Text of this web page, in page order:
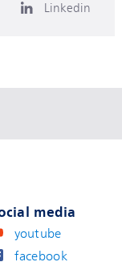
Linkedin
media
youtube
facebook